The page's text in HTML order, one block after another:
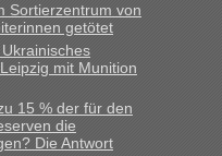
• Re: An
Polen und
in Urgyniw ausgereist,
ca. 15 Fahrzeuge
egal, nach ca 20
Sortierzentrum von
getötet
mit Munition
15 % der für den
die
Die Antwort